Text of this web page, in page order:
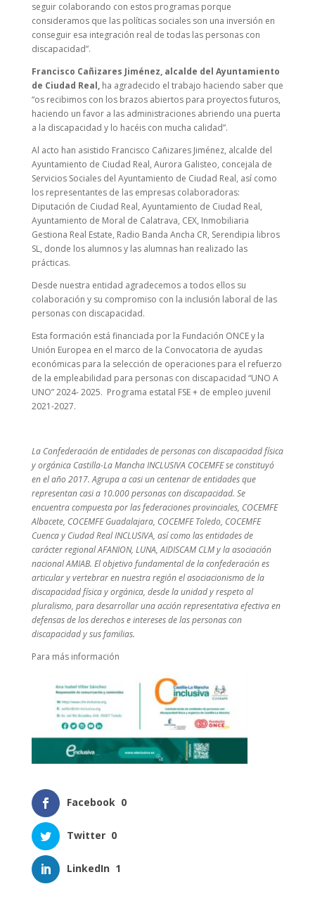
seguir colaborando con estos programas porque
consideramos que las políticas sociales son una inversión en
conseguir esa integración real de todas las personas con
discapacidad”.
Francisco Cañizares Jiménez, alcalde del Ayuntamiento
de Ciudad Real, ha agradecido el trabajo haciendo saber que
“os recibimos con los brazos abiertos para proyectos futuros,
haciendo un favor a las administraciones abriendo una puerta
a la discapacidad y lo hacéis con mucha calidad”.
Al acto han asistido Francisco Cañizares Jiménez, alcalde del
Ayuntamiento de Ciudad Real, Aurora Galisteo, concejala de
Servicios Sociales del Ayuntamiento de Ciudad Real, así como
los representantes de las empresas colaboradoras:
Diputación de Ciudad Real, Ayuntamiento de Ciudad Real,
Ayuntamiento de Moral de Calatrava, CEX, Inmobiliaria
Gestiona Real Estate, Radio Banda Ancha CR, Serendipia libros
SL, donde los alumnos y las alumnas han realizado las
prácticas.
Desde nuestra entidad agradecemos a todos ellos su
colaboración y su compromiso con la inclusión laboral de las
personas con discapacidad.
Esta formación está financiada por la Fundación ONCE y la
Unión Europea en el marco de la Convocatoria de ayudas
económicas para la selección de operaciones para el refuerzo
de la empleabilidad para personas con discapacidad “UNO A
UNO” 2024- 2025. Programa estatal FSE + de empleo juvenil
2021-2027.
La Confederación de entidades de personas con discapacidad física
y orgánica Castilla-La Mancha INCLUSIVA COCEMFE se constituyó
en el año 2017. Agrupa a casi un centenar de entidades que
representan casi a 10.000 personas con discapacidad. Se
encuentra compuesta por las federaciones provinciales, COCEMFE
Albacete, COCEMFE Guadalajara, COCEMFE Toledo, COCEMFE
Cuenca y Ciudad Real INCLUSIVA, así como las entidades de
carácter regional AFANION, LUNA, AIDISCAM CLM y la asociación
nacional AMIAB. El objetivo fundamental de la confederación es
articular y vertebrar en nuestra región el asociacionismo de la
discapacidad física y orgánica, desde la unidad y respeto al
pluralismo, para desarrollar una acción representativa efectiva en
defensas de los derechos e intereses de las personas con
discapacidad y sus familias.
Para más información
Facebook 0
Twitter 0
LinkedIn 1